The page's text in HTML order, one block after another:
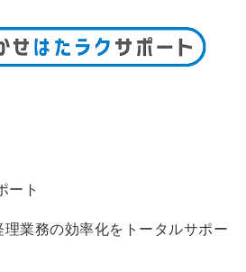
ート
業務の効率化をトータルサポー